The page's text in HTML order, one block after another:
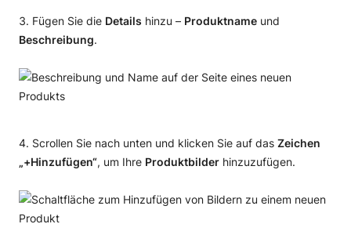
Fügen Sie die Details hinzu – Produktname und
Beschreibung.
Scrollen Sie nach unten und klicken Sie auf das Zeichen
„+Hinzufügen“, um Ihre Produktbilder hinzuzufügen.